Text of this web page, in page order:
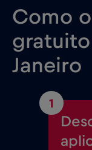
Como
Janeiro
1